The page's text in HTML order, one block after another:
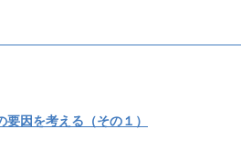
因を考える（その１）